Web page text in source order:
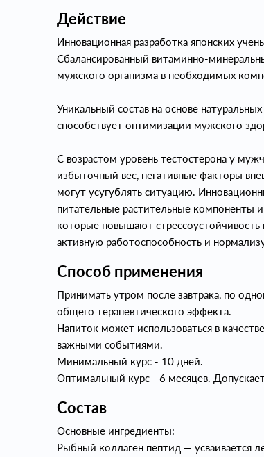
Действие
Инновационная разработка японских
Сбалансированный витаминно-
мужского организма в необходимых
Уникальный состав на основе
способствует оптимизации мужского
С возрастом уровень тестостерона у
избыточный вес, негативные факторы
могут усугублять ситуацию.
питательные растительные компоненты
которые повышают
активную работоспособность и
Способ применения
Принимать утром после завтрака, по
общего терапевтического эффекта.
Напиток может использоваться в
важными событиями.
Минимальный курс - 10 дней.
Оптимальный курс - 6 месяцев.
Состав
Основные ингредиенты:
Рыбный коллаген пептид — усваивается